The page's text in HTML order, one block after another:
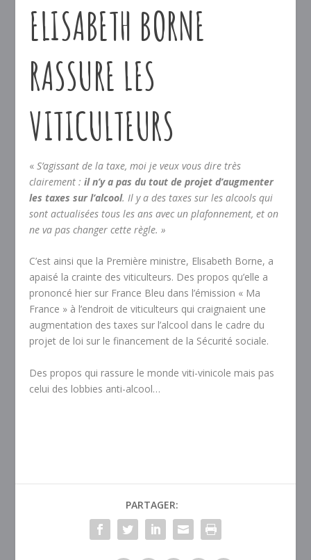
ELISABETH BORNE
RASSURE LES
VITICULTEURS
«S’agissant de la taxe, moi je veux vous dire très
clairement :il n’y a pas du tout de projet d’augmenter
les taxes sur l’alcool. Il y a des taxes sur les alcools qui
sont actualisées tous les ans avec un plafonnement, et on
ne va pas changer cette règle. »
C’est ainsi que la Première ministre, Elisabeth Borne, a
apaisé la crainte des viticulteurs. Des propos qu’elle a
prononcé hier sur France Bleu dans l’émission « Ma
France » à l’endroit de viticulteurs qui craignaient une
augmentation des taxes sur l’alcool dans le cadre du
projet de loi sur le financement de la Sécurité sociale.
Des propos qui rassure le monde viti-vinicole mais pas
celui des lobbies anti-alcool…
PARTAGER: